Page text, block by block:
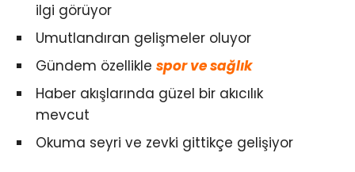
ilgi görüyor
Umutlandıran gelişmeler oluyor
Gündem özellikle spor ve sağlık
Haber akışlarında güzel bir akıcılık
mevcut
Okuma seyri ve zevki gittikçe gelişiyor